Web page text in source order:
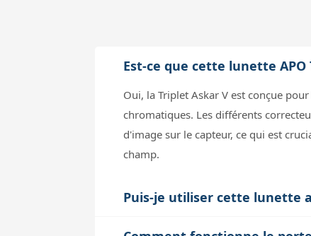
Est-ce que cette lunette
Oui, la Triplet Askar V est conçue
chromatiques. Les différents
d'image sur le capteur, ce qui est
champ.
Puis-je utiliser cette lunette